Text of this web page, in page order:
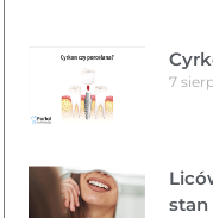
7
stan